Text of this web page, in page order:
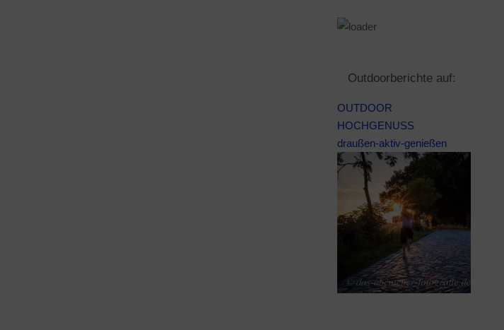
Outdoorberichte auf:
OUTDOOR
HOCHGENUSS
draußen-aktiv-genießen